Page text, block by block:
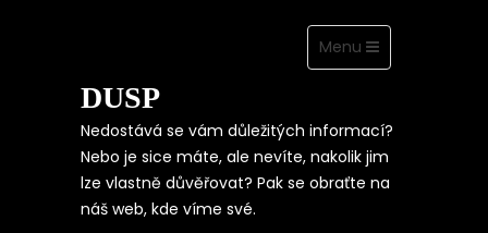
Toggle
navigation
Menu
DUSP
Nedostává se vám důležitých informací?
Nebo je sice máte, ale nevíte, nakolik jim
lze vlastně důvěřovat? Pak se obraťte na
náš web, kde víme své.
ŠETRNÉ K
PENĚŽENCE